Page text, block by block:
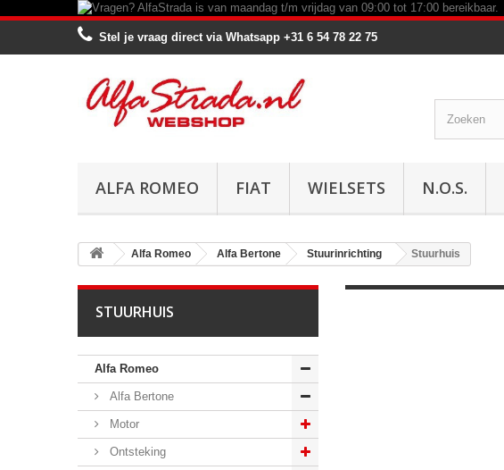
Stel je vraag direct via Whatsapp +31 6 54 78 22 75
ALFA ROMEO FIAT WIELSETS N.O.S.
Alfa Romeo Alfa Bertone Stuurinrichting Stuurhuis
STUURHUIS
Alfa Romeo
Alfa Bertone
Motor
Ontsteking